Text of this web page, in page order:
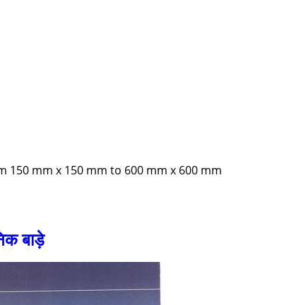
150 mm x 150 mm to 600 mm x 600 mm
बाड़े